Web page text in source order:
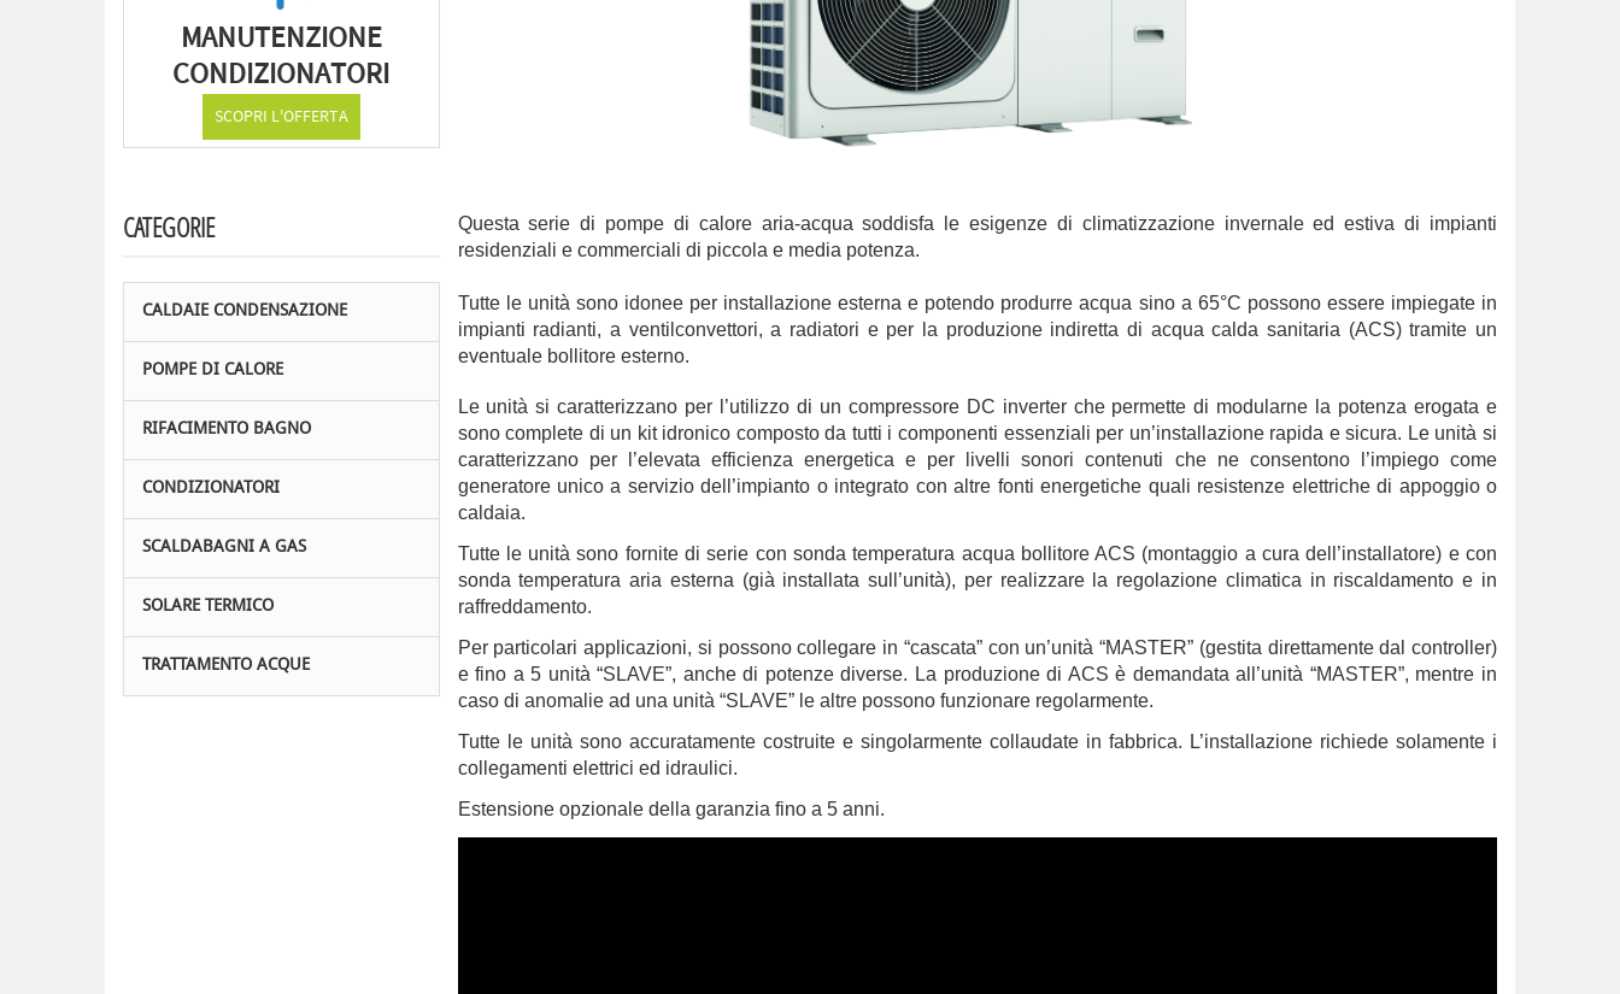
Questa serie di pompe di calore aria-acqua soddisfa le esigenze di climatizzazione invernale ed estiva di impianti
residenziali e commerciali di piccola e media potenza.
Tutte le unità sono idonee per installazione esterna e potendo produrre acqua sino a 65°C possono essere impiegate in
impianti radianti, a ventilconvettori, a radiatori e per la produzione indiretta di acqua calda sanitaria (ACS) tramite un
eventuale bollitore esterno.
Le unità si caratterizzano per l’utilizzo di un compressore DC inverter che permette di modularne la potenza erogata e
sono complete di un kit idronico composto da tutti i componenti essenziali per un’installazione rapida e sicura. Le unità si
caratterizzano per l’elevata efficienza energetica e per livelli sonori contenuti che ne consentono l’impiego come
generatore unico a servizio dell’impianto o integrato con altre fonti energetiche quali resistenze elettriche di appoggio o
caldaia.
Tutte le unità sono fornite di serie con sonda temperatura acqua bollitore ACS (montaggio a cura dell’installatore) e con
sonda temperatura aria esterna (già installata sull’unità), per realizzare la regolazione climatica in riscaldamento e in
raffreddamento.
Per particolari applicazioni, si possono collegare in “cascata” con un’unità “MASTER” (gestita direttamente dal controller)
e fino a 5 unità “SLAVE”, anche di potenze diverse. La produzione di ACS è demandata all’unità “MASTER”, mentre in
caso di anomalie ad una unità “SLAVE” le altre possono funzionare regolarmente.
Tutte le unità sono accuratamente costruite e singolarmente collaudate in fabbrica. L’installazione richiede solamente i
collegamenti elettrici ed idraulici.
Estensione opzionale della garanzia fino a 5 anni.
MANUTENZIONE
CONDIZIONATORI
SCOPRI L'OFFERTA
CATEGORIE
CALDAIE CONDENSAZIONE
POMPE DI CALORE
RIFACIMENTO BAGNO
CONDIZIONATORI
SCALDABAGNI A GAS
SOLARE TERMICO
TRATTAMENTO ACQUE